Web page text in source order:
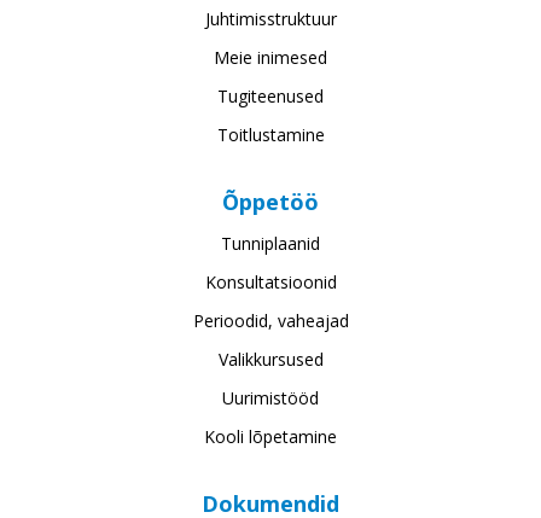
Juhtimisstruktuur
Meie inimesed
Tugiteenused
Toitlustamine
Õppetöö
Tunniplaanid
Konsultatsioonid
Perioodid, vaheajad
Valikkursused
Uurimistööd
Kooli lõpetamine
Dokumendid